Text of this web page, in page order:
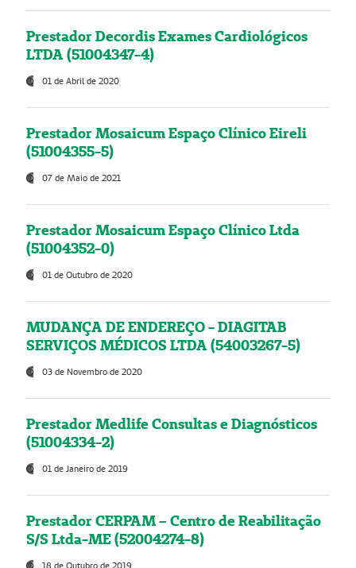
Prestador Decordis Exames Cardiológicos
LTDA (51004347-4)
01 de Abril de 2020
Prestador Mosaicum Espaço Clínico Eireli
(51004355-5)
07 de Maio de 2021
Prestador Mosaicum Espaço Clínico Ltda
(51004352-0)
01 de Outubro de 2020
MUDANÇA DE ENDEREÇO - DIAGITAB
SERVIÇOS MÉDICOS LTDA (54003267-5)
03 de Novembro de 2020
Prestador Medlife Consultas e Diagnósticos
(51004334-2)
01 de Janeiro de 2019
Prestador CERPAM – Centro de Reabilitação
S/S Ltda-ME (52004274-8)
18 de Outubro de 2019